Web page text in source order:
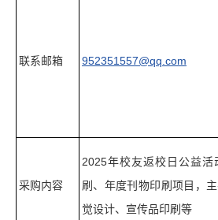
联系邮箱 952351557@qq.com
采购内容
2025年校友返校日公益活
刷、年度刊物印刷项目，
觉设计、宣传品印刷等